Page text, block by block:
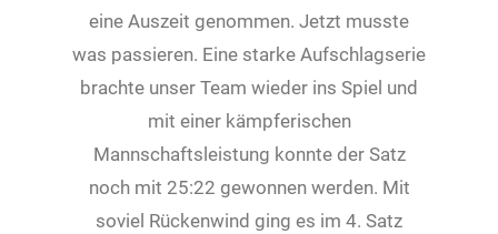
eine Auszeit genommen. Jetzt musste
was passieren. Eine starke Aufschlagserie
brachte unser Team wieder ins Spiel und
mit einer kämpferischen
Mannschaftsleistung konnte der Satz
noch mit 25:22 gewonnen werden. Mit
soviel Rückenwind ging es im 4. Satz